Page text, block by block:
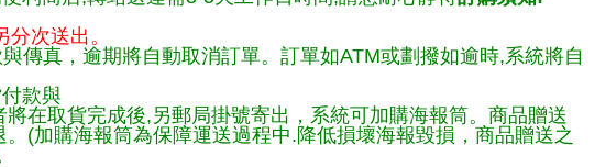
次送出。
傳真，逾期將自動取消訂單。訂單如ATM或劃撥如逾時,系統將自
款與
在取貨完成後,另郵局掛號寄出，系統可加購海報筒。商品贈送
(加購海報筒為保障運送過程中.降低損壞海報毀損，商品贈送之